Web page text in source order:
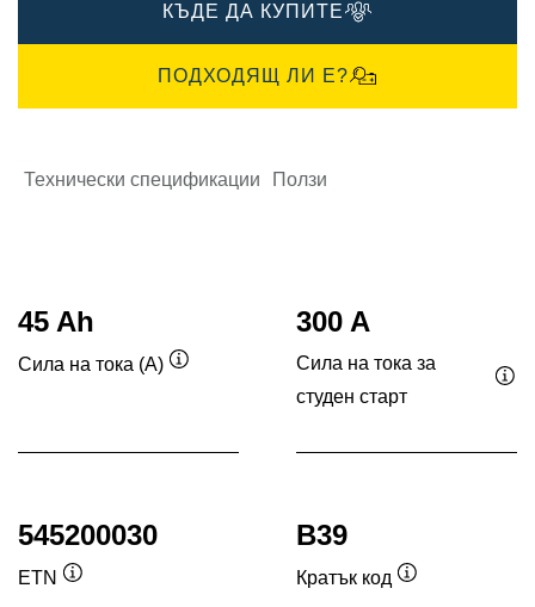
КЪДЕ ДА КУПИТЕ
ПОДХОДЯЩ ЛИ Е?
Технически спецификации Ползи
45 Ah
Сила на тока (A)
300 A
Сила на тока за
студен старт
545200030
ETN
B39
Кратък код